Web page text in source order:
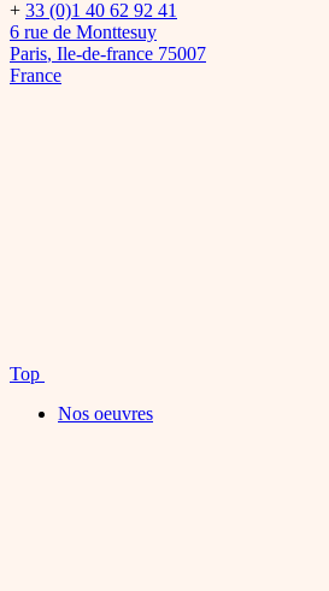
+ 33 (0)1 40 62 92 41
6 rue de Monttesuy
Paris, Ile-de-france 75007
France
Top
Nos oeuvres